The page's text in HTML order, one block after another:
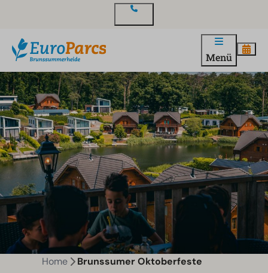
Menü
Home Brunssumer Oktoberfeste